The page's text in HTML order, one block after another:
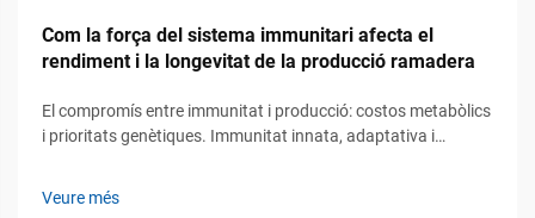
Com la força del sistema immunitari afecta el
rendiment i la longevitat de la producció ramadera
El compromís entre immunitat i producció: costos metabòlics
i prioritats genètiques. Immunitat innata, adaptativa i
Veure més